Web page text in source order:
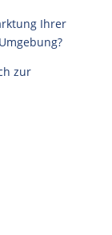
Ihrer
zur